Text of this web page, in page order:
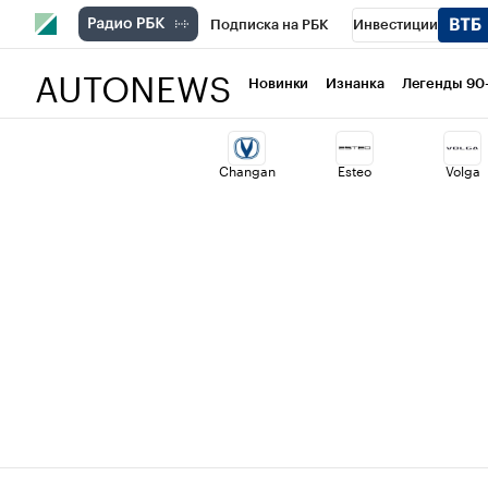
Подписка на РБК Инвестиции
Национальные проекты Город
Кредитные рейтинги Франшизы
AUTONEWS Новинки Изнанка Легенды
Changan Esteo Volga